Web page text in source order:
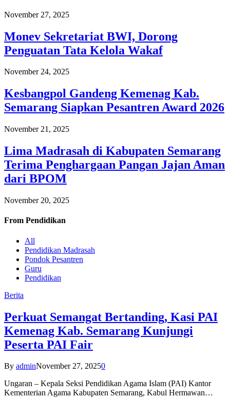
November 27, 2025
Monev Sekretariat BWI, Dorong
Penguatan Tata Kelola Wakaf
November 24, 2025
Kesbangpol Gandeng Kemenag Kab.
Semarang Siapkan Pesantren Award 2026
November 21, 2025
Lima Madrasah di Kabupaten Semarang
Terima Penghargaan Pangan Jajan Aman
dari BPOM
November 20, 2025
From Pendidikan
All
Pendidikan Madrasah
Pondok Pesantren
Guru
Pendidikan
Berita
Perkuat Semangat Bertanding, Kasi PAI
Kemenag Kab. Semarang Kunjungi
Peserta PAI Fair
By adminNovember 27, 20250
Ungaran – Kepala Seksi Pendidikan Agama Islam (PAI) Kantor
Kementerian Agama Kabupaten Semarang, Kabul Hermawan…